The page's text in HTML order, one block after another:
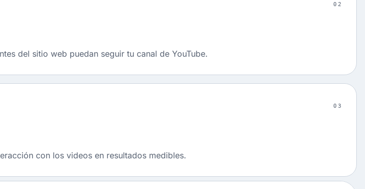
02
del sitio web puedan seguir tu canal de YouTube.
03
con los videos en resultados medibles.